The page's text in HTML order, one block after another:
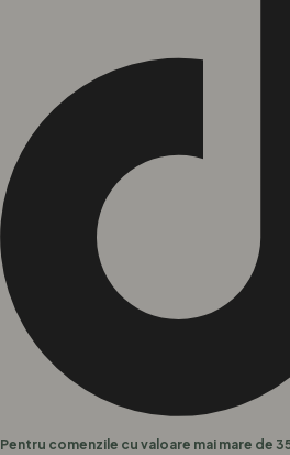
Pentru comenzile cu valoare mai mare de